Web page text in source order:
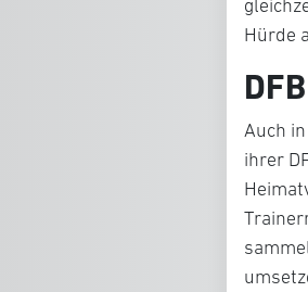
Hürde
Auch
ihrer